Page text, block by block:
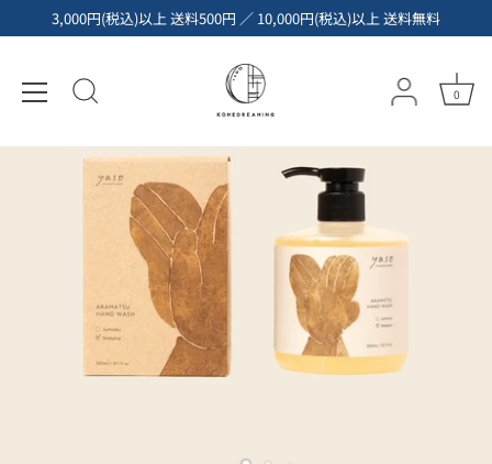
ン
3,000円(税込)以上 送料500円 ／ 10,000円(税込)以上 送料無料
0